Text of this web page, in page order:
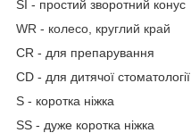
SI - простий зворотний конус
WR - колесо, круглий край
CR - для препарування
CD - для дитячої стоматології
S - коротка ніжка
SS - дуже коротка ніжка